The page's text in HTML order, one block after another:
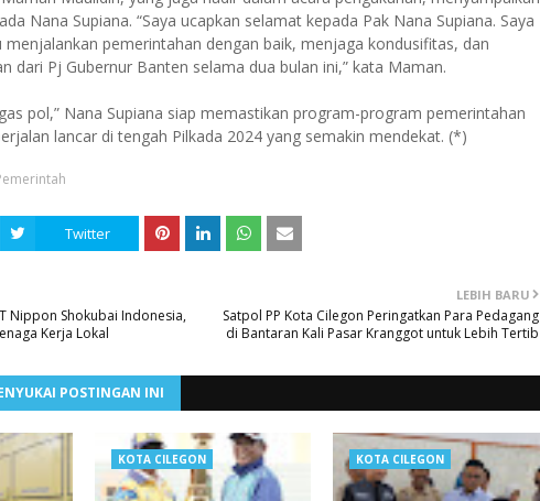
Nana Supiana. “Saya ucapkan selamat kepada Pak Nana Supiana. Saya
menjalankan pemerintahan dengan baik, menjaga kondusifitas, dan
dari Pj Gubernur Banten selama dua bulan ini,” kata Maman.
pol,” Nana Supiana siap memastikan program-program pemerintahan
lancar di tengah Pilkada 2024 yang semakin mendekat. (*)
Twitter
LEBIH BARU
Satpol PP Kota Cilegon Peringatkan Para Pedagang
di Bantaran Kali Pasar Kranggot untuk Lebih Tertib
Nippon Shokubai Indonesia,
Kerja Lokal
POSTINGAN INI
KOTA CILEGON KOTA CILEGON